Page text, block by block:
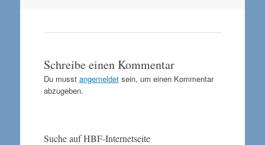
Schreibe einen Kommentar
Du musst angemeldetsein, um einen Kommentar
abzugeben.
Suche auf HBF-Internetseite